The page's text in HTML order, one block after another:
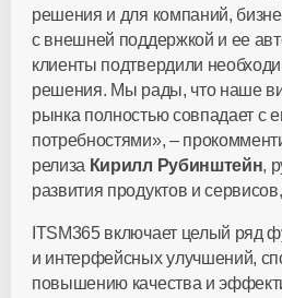
решения и для компаний,
с внешней поддержкой и ее
клиенты подтвердили
решения. Мы рады, что наше
рынка полностью совпадает с
потребностями», –
релиза Кирилл Рубинштейн,
развития продуктов и
ITSM365 включает целый ряд
и интерфейсных улучшений,
повышению качества и